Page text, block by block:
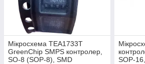
Мікросхема TEA1733T
GreenChip SMPS контролер,
SO-8 (SOP-8), SMD
SOP-